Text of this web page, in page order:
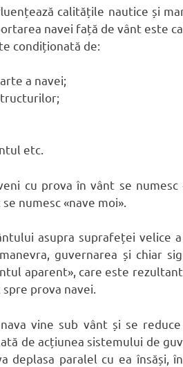
calitățile nautice și
navei față de vânt este
condiționată de:
a navei;
etc.
cu prova în vânt se numesc
numesc «nave moi».
asupra suprafeței velice
guvernarea și chiar
aparent», care este
prova navei.
vine sub vânt și se
de acțiunea sistemului de
deplasa paralel cu ea însăși,